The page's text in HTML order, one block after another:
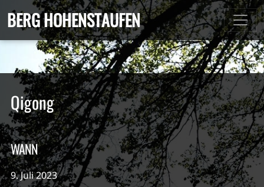
BERG HOHENSTAUFEN
Qigong
WANN
9. Juli 2023